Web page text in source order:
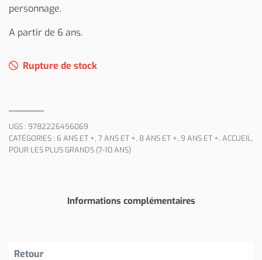
personnage.
A partir de 6 ans.
Rupture de stock
UGS : 9782226456069
CATÉGORIES : 6 ANS ET +, 7 ANS ET +, 8 ANS ET +, 9 ANS ET +, ACCUEIL,
POUR LES PLUS GRANDS (7-10 ANS)
Informations complémentaires
Retour